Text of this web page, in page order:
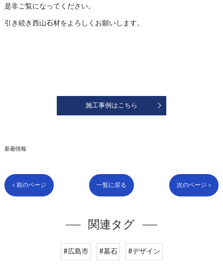
是非ご覧になってください。
引き続き西山石材をよろしくお願いします。
施工事例はこちら
新着情報
< 前のページ 一覧に戻る 次のページ >
関連タグ
#広島市 #墓石 #デザイン